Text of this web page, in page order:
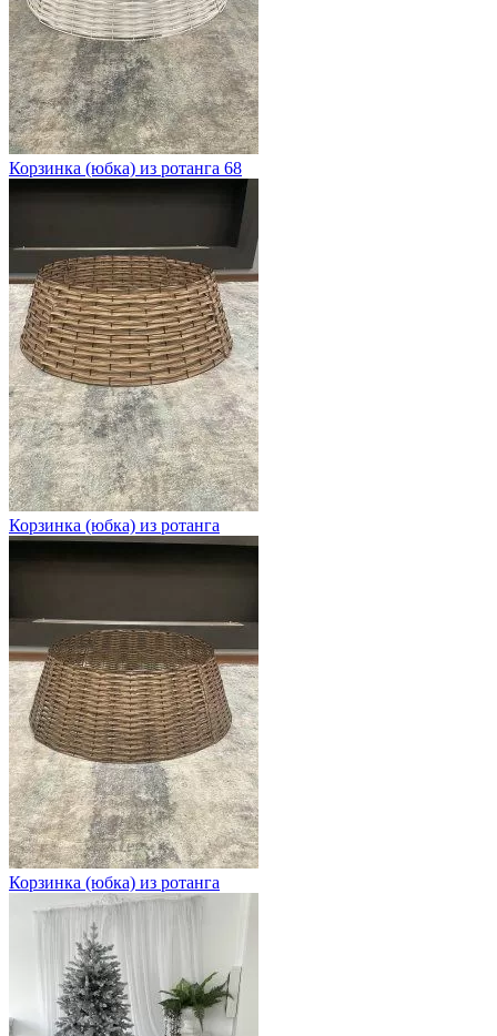
Корзинка (юбка) из ротанга 68
Корзинка (юбка) из ротанга
Корзинка (юбка) из ротанга